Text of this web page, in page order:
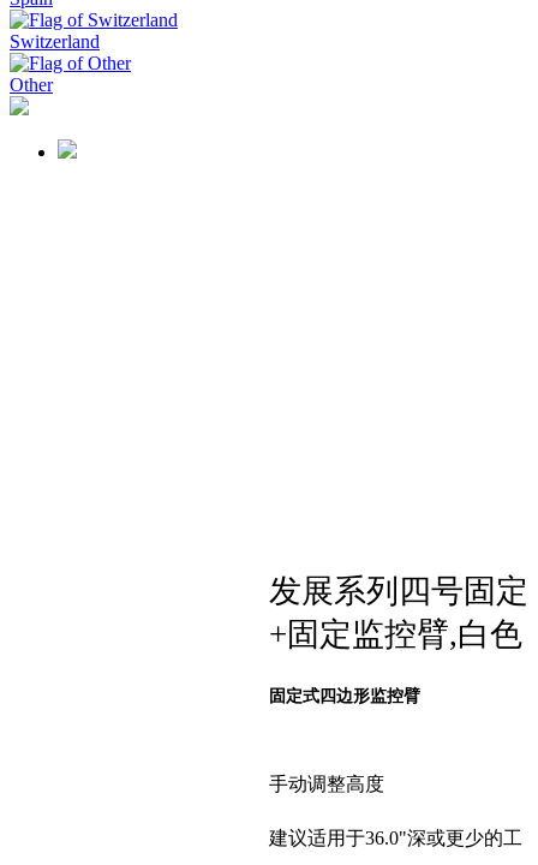
Switzerland
Other
发展系列四号固定
+固定监控臂,白色
固定式四边形监控臂
手动调整高度
建议适用于36.0"深或更少的工